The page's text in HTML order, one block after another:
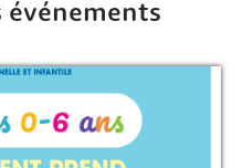
événements